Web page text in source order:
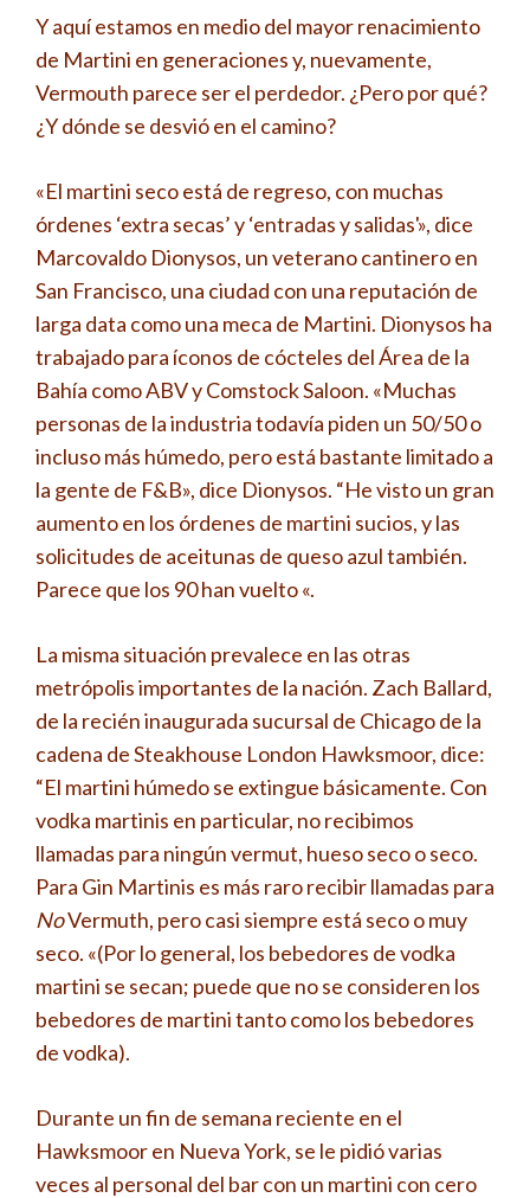
Y aquí estamos en medio del mayor renacimiento
de Martini en generaciones y, nuevamente,
Vermouth parece ser el perdedor. ¿Pero por qué?
¿Y dónde se desvió en el camino?
«El martini seco está de regreso, con muchas
órdenes ‘extra secas’ y ‘entradas y salidas'», dice
Marcovaldo Dionysos, un veterano cantinero en
San Francisco, una ciudad con una reputación de
larga data como una meca de Martini. Dionysos ha
trabajado para íconos de cócteles del Área de la
Bahía como ABV y Comstock Saloon. «Muchas
personas de la industria todavía piden un 50/50 o
incluso más húmedo, pero está bastante limitado a
la gente de F&B», dice Dionysos. “He visto un gran
aumento en los órdenes de martini sucios, y las
solicitudes de aceitunas de queso azul también.
Parece que los 90 han vuelto «.
La misma situación prevalece en las otras
metrópolis importantes de la nación. Zach Ballard,
de la recién inaugurada sucursal de Chicago de la
cadena de Steakhouse London Hawksmoor, dice:
“El martini húmedo se extingue básicamente. Con
vodka martinis en particular, no recibimos
llamadas para ningún vermut, hueso seco o seco.
Para Gin Martinis es más raro recibir llamadas para
NoVermuth, pero casi siempre está seco o muy
seco. «(Por lo general, los bebedores de vodka
martini se secan; puede que no se consideren los
bebedores de martini tanto como los bebedores
de vodka).
Durante un fin de semana reciente en el
Hawksmoor en Nueva York, se le pidió varias
veces al personal del bar con un martini con cero